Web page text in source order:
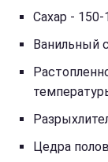
Сахар - 150-
Ванильный
Цедра